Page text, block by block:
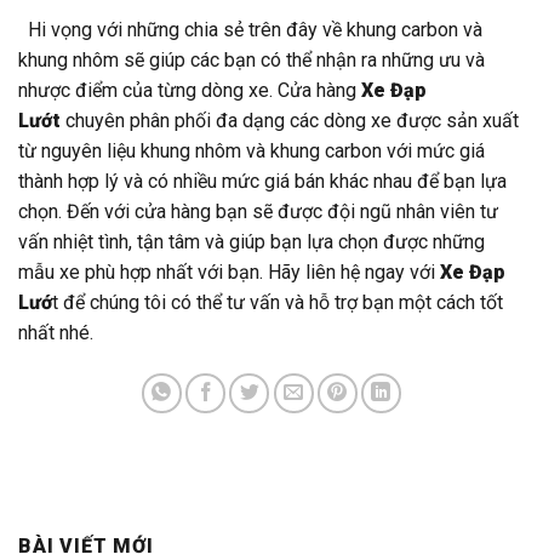
Hi vọng với những chia sẻ trên đây về khung carbon và
khung nhôm sẽ giúp các bạn có thể nhận ra những ưu và
nhược điểm của từng dòng xe. Cửa hàng Xe Đạp
Lướt chuyên phân phối đa dạng các dòng xe được sản xuất
từ nguyên liệu khung nhôm và khung carbon với mức giá
thành hợp lý và có nhiều mức giá bán khác nhau để bạn lựa
chọn. Đến với cửa hàng bạn sẽ được đội ngũ nhân viên tư
vấn nhiệt tình, tận tâm và giúp bạn lựa chọn được những
mẫu xe phù hợp nhất với bạn. Hãy liên hệ ngay với Xe Đạp
Lướt để chúng tôi có thể tư vấn và hỗ trợ bạn một cách tốt
nhất nhé.
BÀI VIẾT MỚI